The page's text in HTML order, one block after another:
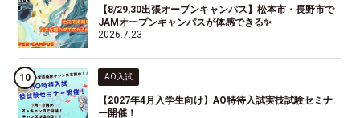
【8/29,30出張オープンキャンパス】松本市・長野市で
JAMオープンキャンパスが体感できる✨
2026.7.23
AO入試
【2027年4月入学生向け】AO特待入試実技試験セミナ
ー開催！